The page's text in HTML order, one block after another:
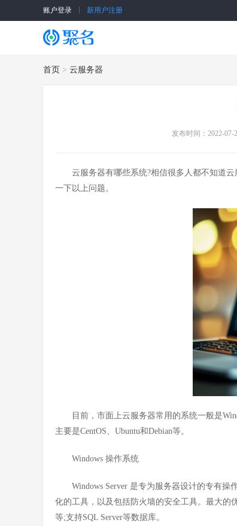
账户登录 新用户注册
首页 > 云服务器
发布时间：2022-07-
云服务器有哪些系统?相信很多人都不知道云
一下以上问题。
目前，市面上云服务器常用的系统一般是
主要是CentOS、Ubuntu和Debian等。
Windows 操作系统
Windows Server 是专为服务器设计的专有操
化的工具，以及包括防火墙的安全工具。最大的
等;支持SQL Server等数据库。